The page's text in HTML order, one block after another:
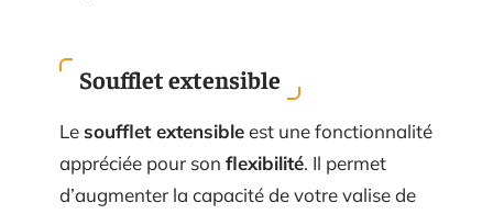
Soufflet extensible
Lesoufflet extensibleest une fonctionnalité
appréciée pour son flexibilité. Il permet
d’augmenter la capacité de votre valise de